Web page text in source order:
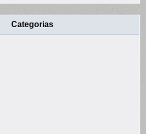
Categorias